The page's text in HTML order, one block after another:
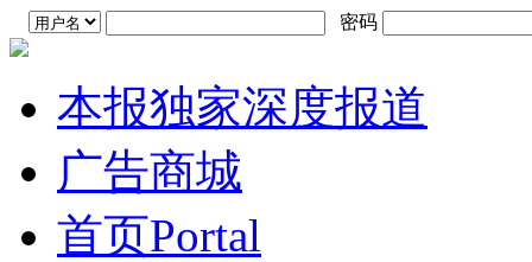
密码
本报独家深度报道
广告商城
首页Portal